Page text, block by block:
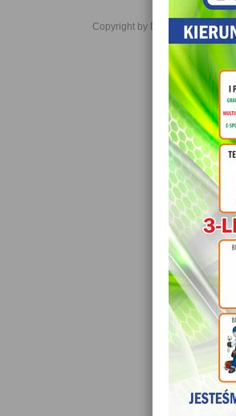
Copyright by Daniel JabĹoĹski